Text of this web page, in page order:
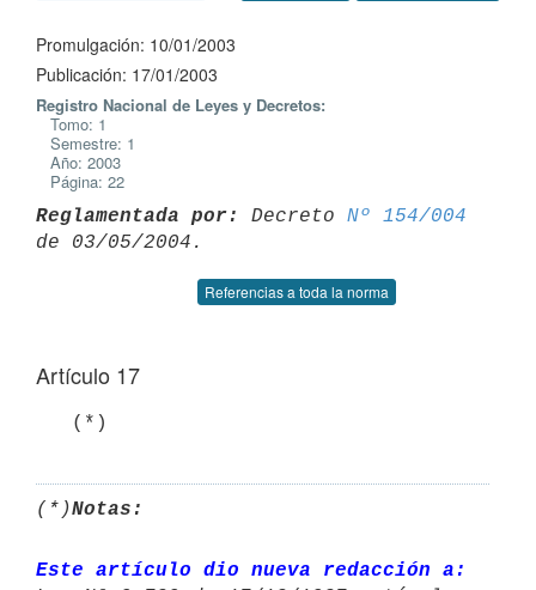
Promulgación: 10/01/2003
Publicación: 17/01/2003
Registro Nacional de Leyes y Decretos:
Tomo: 1
Semestre: 1
Año: 2003
Página: 22
Reglamentada por: Decreto Nº 154/004
Referencias a toda la norma
Artículo 17
   (*)
(*)Notas:
Este artículo dio nueva redacción a: